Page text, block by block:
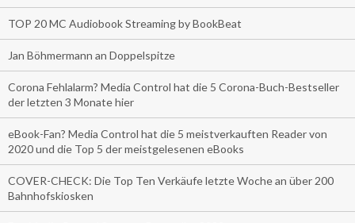
TOP 20 MC Audiobook Streaming by BookBeat
Jan Böhmermann an Doppelspitze
Corona Fehlalarm? Media Control hat die 5 Corona-Buch-Bestseller
der letzten 3 Monate hier
eBook-Fan? Media Control hat die 5 meistverkauften Reader von
2020 und die Top 5 der meistgelesenen eBooks
COVER-CHECK: Die Top Ten Verkäufe letzte Woche an über 200
Bahnhofskiosken